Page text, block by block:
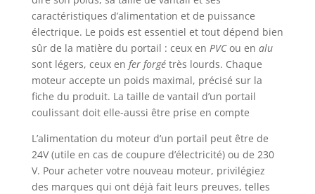
caractéristiques d’alimentation et de puissance
électrique. Le poids est essentiel et tout dépend bien
sûr de la matière du portail : ceux en PVCou en alu
sont légers, ceux en fer forgétrès lourds. Chaque
moteur accepte un poids maximal, précisé sur la
fiche du produit. La taille de vantail d’un portail
coulissant doit elle-aussi être prise en compte
L’alimentation du moteur d’un portail peut être de
24V (utile en cas de coupure d’électricité) ou de 230
V. Pour acheter votre nouveau moteur, privilégiez
des marques qui ont déjà fait leurs preuves, telles